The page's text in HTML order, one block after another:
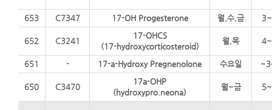
653 C7347 17-OH Progesterone 월,수,금
652 C3241
17-OHCS
(17-hydroxycorticosteroid)
월,목
651 - 17-a-Hydroxy Pregnenolone 수요일 ~3
650 C3470
17a-OHP
(hydroxypro.neona)
월~금